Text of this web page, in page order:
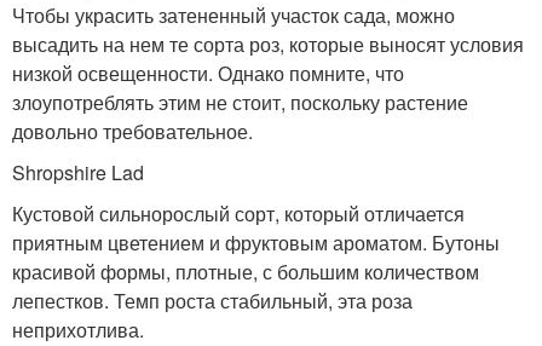
Чтобы украсить затененный участок сада, можно
высадить на нем те сорта роз, которые выносят условия
низкой освещенности. Однако помните, что
злоупотреблять этим не стоит, поскольку растение
довольно требовательное.
Shropshire Lad
Кустовой сильнорослый сорт, который отличается
приятным цветением и фруктовым ароматом. Бутоны
красивой формы, плотные, с большим количеством
лепестков. Темп роста стабильный, эта роза
неприхотлива.